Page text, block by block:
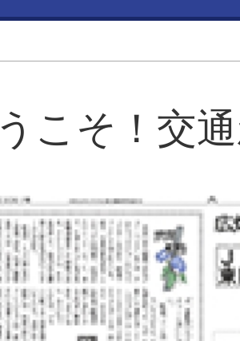
こそ！交